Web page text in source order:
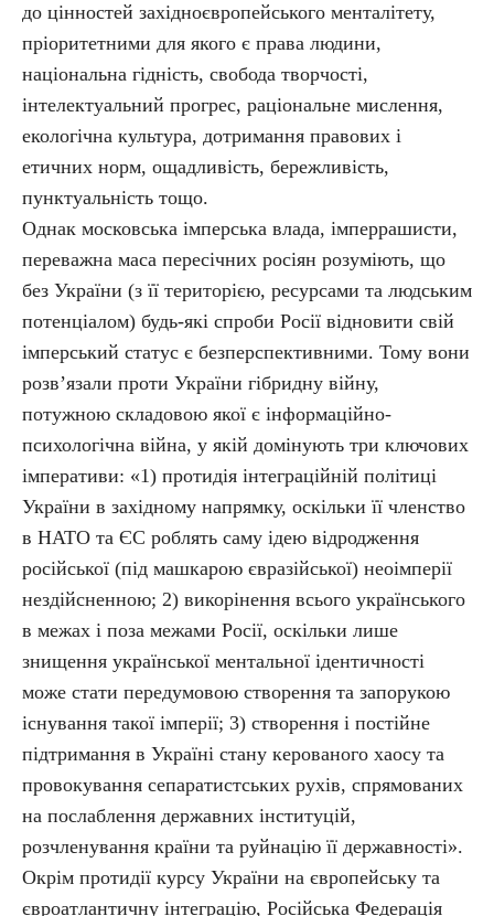
до цінностей західноєвропейського менталітету,
пріоритетними для якого є права людини,
національна гідність, свобода творчості,
інтелектуальний прогрес, раціональне мислення,
екологічна культура, дотримання правових і
етичних норм, ощадливість, бережливість,
пунктуальність тощо.
Однак московська імперська влада, імперрашисти,
переважна маса пересічних росіян розуміють, що
без України (з її територією, ресурсами та людським
потенціалом) будь-які спроби Росії відновити свій
імперський статус є безперспективними. Тому вони
розв’язали проти України гібридну війну,
потужною складовою якої є інформаційно-
психологічна війна, у якій домінують три ключових
імперативи: «1) протидія інтеграційній політиці
України в західному напрямку, оскільки її членство
в НАТО та ЄС роблять саму ідею відродження
російської (під машкарою євразійської) неоімперії
нездійсненною; 2) викорінення всього українського
в межах і поза межами Росії, оскільки лише
знищення української ментальної ідентичності
може стати передумовою створення та запорукою
існування такої імперії; 3) створення і постійне
підтримання в Україні стану керованого хаосу та
провокування сепаратистських рухів, спрямованих
на послаблення державних інституцій,
розчленування країни та руйнацію її державності».
Окрім протидії курсу України на європейську та
євроатлантичну інтеграцію, Російська Федерація